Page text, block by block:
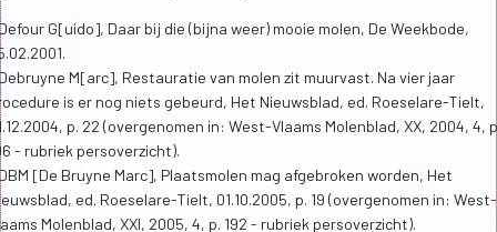
G[uido], Daar bij die (bijna weer) mooie molen, De Weekbode,
M[arc], Restauratie van molen zit muurvast. Na vier jaar
is er nog niets gebeurd, Het Nieuwsblad, ed. Roeselare-Tielt,
p. 22 (overgenomen in: West-Vlaams Molenblad, XX, 2004, 4,
- rubriek persoverzicht).
[De Bruyne Marc], Plaatsmolen mag afgebroken worden, Het
ed. Roeselare-Tielt, 01.10.2005, p. 19 (overgenomen in: West-
Molenblad, XXI, 2005, 4, p. 192 - rubriek persoverzicht).